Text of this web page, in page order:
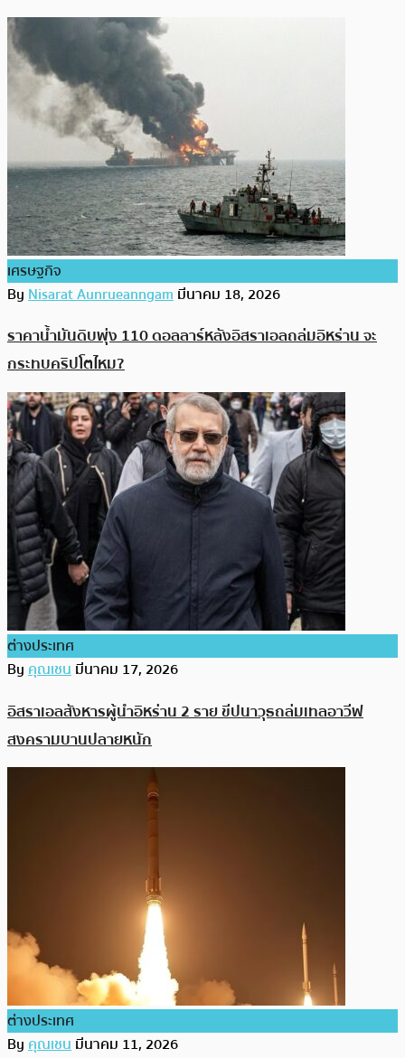
เศรษฐกิจ
ByNisarat Aunrueanngamมีนาคม 18, 2026
ราคาน้ำมันดิบพุ่ง 110 ดอลลาร์หลังอิสราเอลถล่มอิหร่าน จะ
กระทบคริปโตไหม?
ต่างประเทศ
Byคุณเชนมีนาคม 17, 2026
อิสราเอลสังหารผู้นำอิหร่าน 2 ราย ขีปนาวุธถล่มเทลอาวีฟ
สงครามบานปลายหนัก
ต่างประเทศ
Byคุณเชนมีนาคม 11, 2026